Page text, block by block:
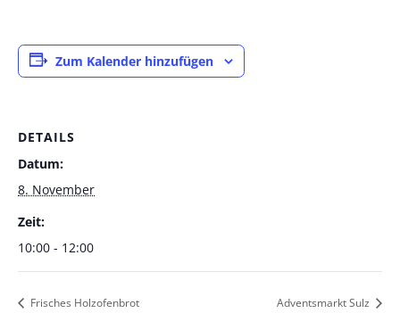
Zum Kalender hinzufügen
DETAILS
Datum:
8. November
Zeit:
10:00 - 12:00
Frisches Holzofenbrot Adventsmarkt Sulz